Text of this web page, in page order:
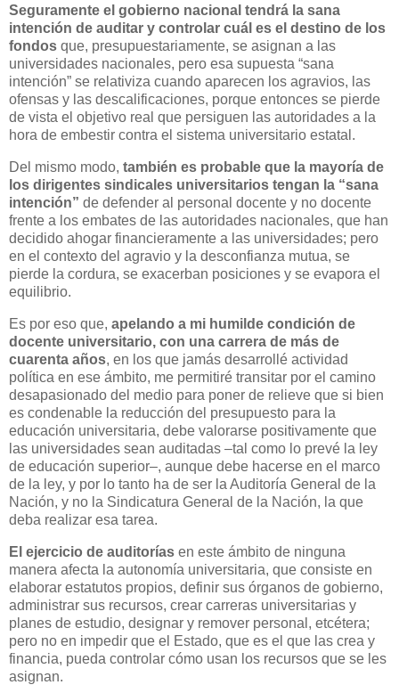
Seguramente el gobierno nacional tendrá la sana
intención de auditar y controlar cuál es el destino de los
fondos que, presupuestariamente, se asignan a las
universidades nacionales, pero esa supuesta “sana
intención” se relativiza cuando aparecen los agravios, las
ofensas y las descalificaciones, porque entonces se pierde
de vista el objetivo real que persiguen las autoridades a la
hora de embestir contra el sistema universitario estatal.
Del mismo modo, también es probable que la mayoría de
los dirigentes sindicales universitarios tengan la “sana
intención” de defender al personal docente y no docente
frente a los embates de las autoridades nacionales, que han
decidido ahogar financieramente a las universidades; pero
en el contexto del agravio y la desconfianza mutua, se
pierde la cordura, se exacerban posiciones y se evapora el
equilibrio.
Es por eso que, apelando a mi humilde condición de
docente universitario, con una carrera de más de
cuarenta años, en los que jamás desarrollé actividad
política en ese ámbito, me permitiré transitar por el camino
desapasionado del medio para poner de relieve que si bien
es condenable la reducción del presupuesto para la
educación universitaria, debe valorarse positivamente que
las universidades sean auditadas –tal como lo prevé la ley
de educación superior–, aunque debe hacerse en el marco
de la ley, y por lo tanto ha de ser la Auditoría General de la
Nación, y no la Sindicatura General de la Nación, la que
deba realizar esa tarea.
El ejercicio de auditorías en este ámbito de ninguna
manera afecta la autonomía universitaria, que consiste en
elaborar estatutos propios, definir sus órganos de gobierno,
administrar sus recursos, crear carreras universitarias y
planes de estudio, designar y remover personal, etcétera;
pero no en impedir que el Estado, que es el que las crea y
financia, pueda controlar cómo usan los recursos que se les
asignan.